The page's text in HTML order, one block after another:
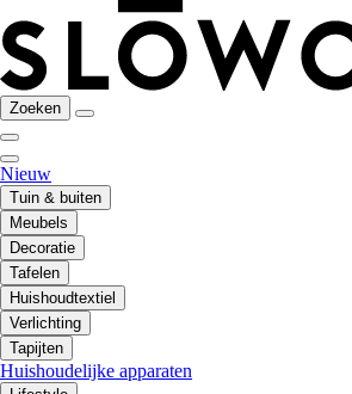
Zoeken
Nieuw
Tuin & buiten
Meubels
Decoratie
Tafelen
Huishoudtextiel
Verlichting
Tapijten
Huishoudelijke apparaten